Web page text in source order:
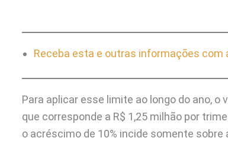
Receba esta e outras informações com
Para aplicar esse limite ao longo do ano,
que corresponde a R$ 1,25 milhão por
o acréscimo de 10% incide somente